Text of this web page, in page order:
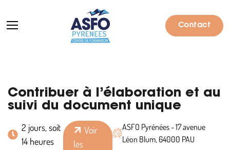
Contact
Formations
Entreprises
Contribuer à l’élaboration et au
suivi du document unique
2 jours, soit
14 heures
Voir
les
ASFO Pyrénées - 17 avenue
Léon Blum, 64000 PAU